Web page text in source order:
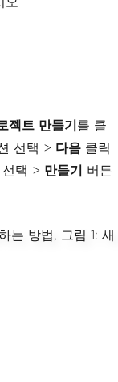
젝트 만들기 를 클
선택 > 다음 클릭
택 > 만들기
버튼